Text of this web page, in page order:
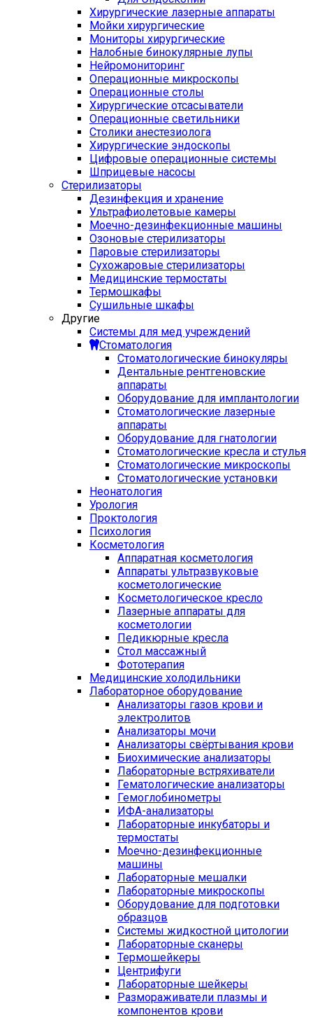
Хирургические лазерные аппараты
Мойки хирургические
Мониторы хирургические
Налобные бинокулярные лупы
Нейромониторинг
Операционные микроскопы
Операционные столы
Хирургические отсасыватели
Операционные светильники
Столики анестезиолога
Хирургические эндоскопы
Цифровые операционные системы
Шприцевые насосы
Стерилизаторы
Дезинфекция и хранение
Ультрафиолетовые камеры
Моечно-дезинфекционные машины
Озоновые стерилизаторы
Паровые стерилизаторы
Сухожаровые стерилизаторы
Медицинские термостаты
Термошкафы
Сушильные шкафы
Другие
Системы для мед учреждений
Стоматология
Стоматологические бинокуляры
Дентальные рентгеновские
аппараты
Оборудование для имплантологии
Стоматологические лазерные
аппараты
Оборудование для гнатологии
Стоматологические кресла и стулья
Стоматологические микроскопы
Стоматологические установки
Неонатология
Урология
Проктология
Психология
Косметология
Аппаратная косметология
Аппараты ультразвуковые
косметологические
Косметологическое кресло
Лазерные аппараты для
косметологии
Педикюрные кресла
Стол массажный
Фототерапия
Медицинские холодильники
Лабораторное оборудование
Анализаторы газов крови и
электролитов
Анализаторы мочи
Анализаторы свёртывания крови
Биохимические анализаторы
Лабораторные встряхиватели
Гематологические анализаторы
Гемоглобинометры
ИФА-анализаторы
Лабораторные инкубаторы и
термостаты
Моечно-дезинфекционные
машины
Лабораторные мешалки
Лабораторные микроскопы
Оборудование для подготовки
образцов
Системы жидкостной цитологии
Лабораторные сканеры
Термошейкеры
Центрифуги
Лабораторные шейкеры
Размораживатели плазмы и
компонентов крови